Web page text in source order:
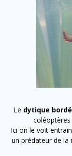
Le dytique bordé
coléoptères
Ici on le voit
un prédateur de la